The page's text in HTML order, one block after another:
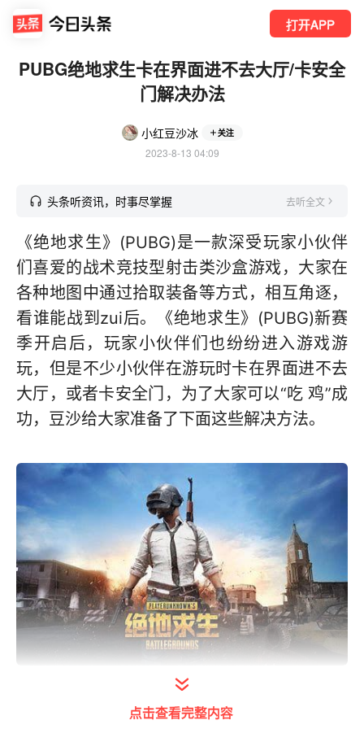
打开APP
PUBG绝地求生卡在界面进不去大厅/卡安全
门解决办法
小红豆沙冰 关注
2023-8-13 04:09
头条听资讯，时事尽掌握 去听全文
《绝地求生》(PUBG)是一款深受玩家小伙伴
们喜爱的战术竞技型射击类沙盒游戏，大家在
各种地图中通过拾取装备等方式，相互角逐，
看谁能战到zui后。《绝地求生》(PUBG)新赛
季开启后，玩家小伙伴们也纷纷进入游戏游
玩，但是不少小伙伴在游玩时卡在界面进不去
大厅，或者卡安全门，为了大家可以“吃 鸡”成
功，豆沙给大家准备了下面这些解决方法。
解决方法以一：关闭防火墙
点击查看完整内容